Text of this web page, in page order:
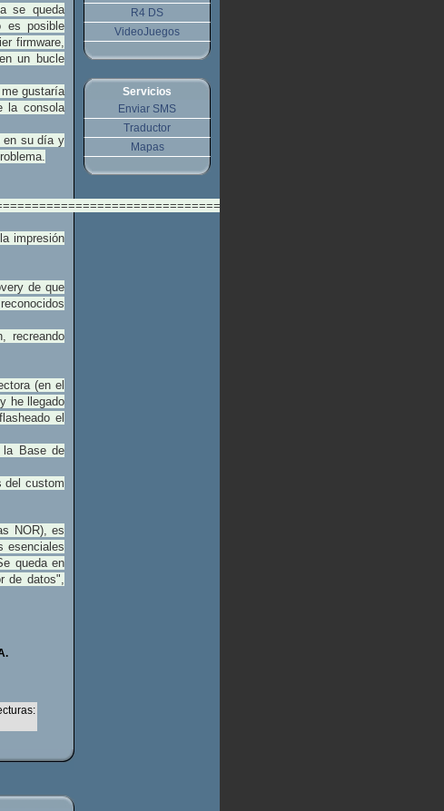
se queda
es posible
firmware,
un bucle
gustaría
la consola
en su día y
impresión
de que
recreando
(en el
he llegado
el
la Base de
del custom
NOR), es
esenciales
queda en
de datos",
R4 DS
VideoJuegos
Servicios
Enviar SMS
Traductor
Mapas